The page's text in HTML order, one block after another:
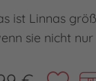
ist Linnas
sie nicht nur